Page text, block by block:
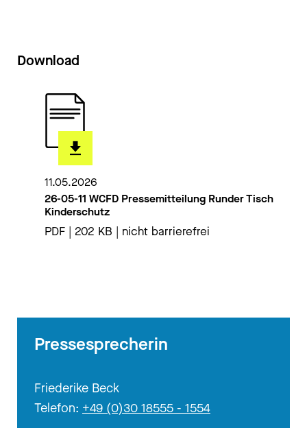
Download
11.05.2026
26-05-11 WCFD Pressemitteilung Runder Tisch
Kinderschutz
PDF | 202 KB | nicht barrierefrei
Pressesprecherin
Friederike Beck
Telefon: +49 (0)30 18555 - 1554